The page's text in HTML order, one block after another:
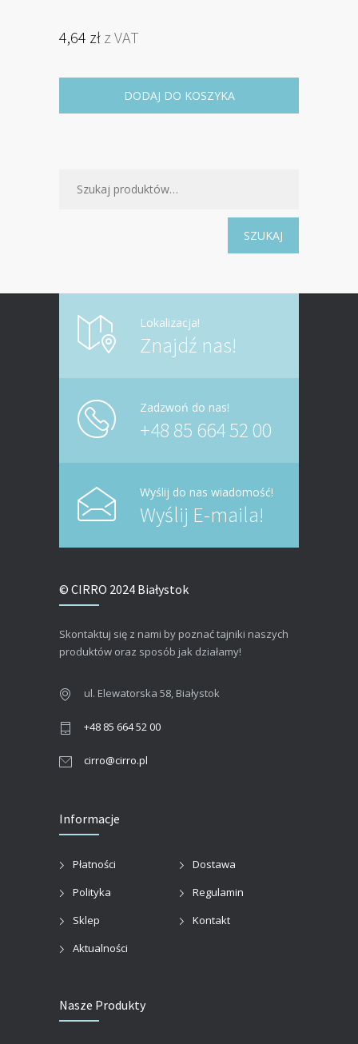
4,64 zł z VAT
DODAJ DO KOSZYKA
SZUKAJ
Lokalizacja!
Znajdź nas!
Zadzwoń do nas!
+48 85 664 52 00
Wyślij do nas wiadomość!
Wyślij E-maila!
© CIRRO 2024 Białystok
Skontaktuj się z nami by poznać tajniki naszych
produktów oraz sposób jak działamy!
ul. Elewatorska 58, Białystok
+48 85 664 52 00
cirro@cirro.pl
Informacje
Płatności
Dostawa
Polityka
Regulamin
Sklep
Kontakt
Aktualności
Nasze Produkty